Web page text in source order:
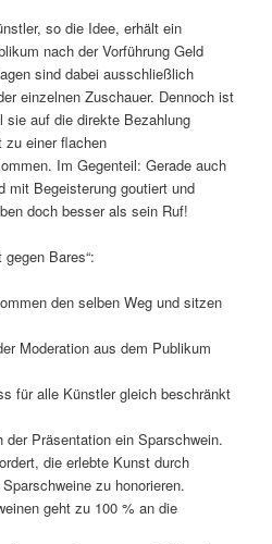
so die Idee, erhält ein
nach der Vorführung Geld
sind dabei ausschließlich
einzelnen Zuschauer. Dennoch ist
sie auf die direkte Bezahlung
einer flachen
Im Gegenteil: Gerade auch
mit Begeisterung goutiert und
doch besser als sein Ruf!
Bares“:
den selben Weg und sitzen
Moderation aus dem Publikum
für alle Künstler gleich beschränkt
Präsentation ein Sparschwein.
die erlebte Kunst durch
zu honorieren.
geht zu 100 % an die